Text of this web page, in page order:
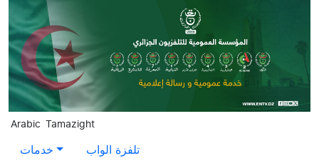
Skip to main content
Arabic Tamazight
خدمات تلفزة الواب